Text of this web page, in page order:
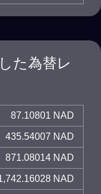
た為替レ
87.10801 NAD
435.54007 NAD
871.08014 NAD
NAD